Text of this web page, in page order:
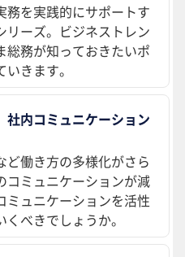
務を実践的にサポートす
リーズ。ビジネストレン
総務が知っておきたいポ
きます。
内コミュニケーション
ど働き方の多様化がさら
コミュニケーションが減
ミュニケーションを活性
べきでしょうか。